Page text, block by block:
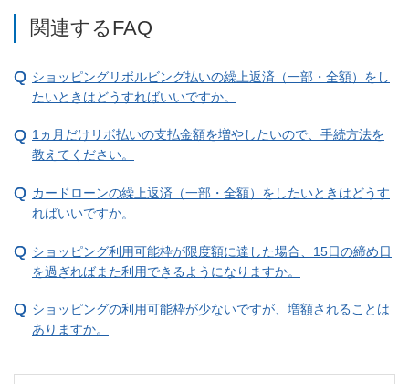
関連するFAQ
ショッピングリボルビング払いの繰上返済（一部・全額）をし
たいときはどうすればいいですか。
1ヵ月だけリボ払いの支払金額を増やしたいので、手続方法を
教えてください。
カードローンの繰上返済（一部・全額）をしたいときはどうす
ればいいですか。
ショッピング利用可能枠が限度額に達した場合、15日の締め日
を過ぎればまた利用できるようになりますか。
ショッピングの利用可能枠が少ないですが、増額されることは
ありますか。